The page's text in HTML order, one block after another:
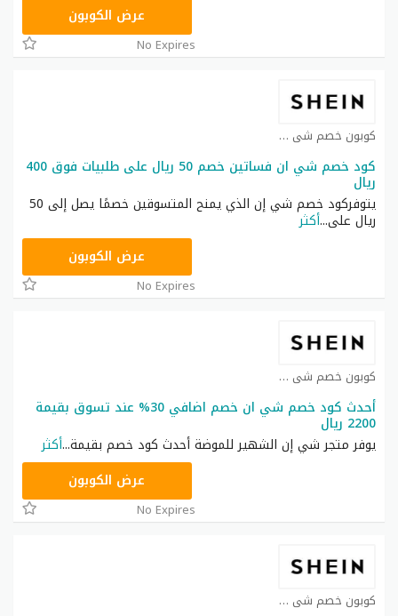
عرض الكوبون
No Expires
كوبون خصم شي ان كوبون
كود خصم شي ان فساتين خصم 50 ريال على طلبيات فوق 400
ريال
يتوفركود خصم شي إن الذي يمنح المتسوقين خصمًا يصل إلى 50
ريال على...أكثر
عرض الكوبون
No Expires
كوبون خصم شي ان كوبون
أحدث كود خصم شي ان خصم اضافي 30% عند تسوق بقيمة
2200 ريال
يوفر متجر شي إن الشهير للموضة أحدث كود خصم بقيمة...أكثر
عرض الكوبون
No Expires
كوبون خصم شي ان كوبون